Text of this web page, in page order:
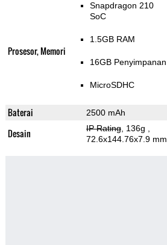
Prosesor, Memori
Snapdragon 210
SoC
1.5GB RAM
16GB Penyimpanan
MicroSDHC
Baterai 2500 mAh
Desain IP Rating, 136g
72.6x144.76x7.9 mm